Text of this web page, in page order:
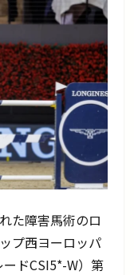
た障害馬術のロ
プ西ヨーロッパ
ドCSI5*-W）第